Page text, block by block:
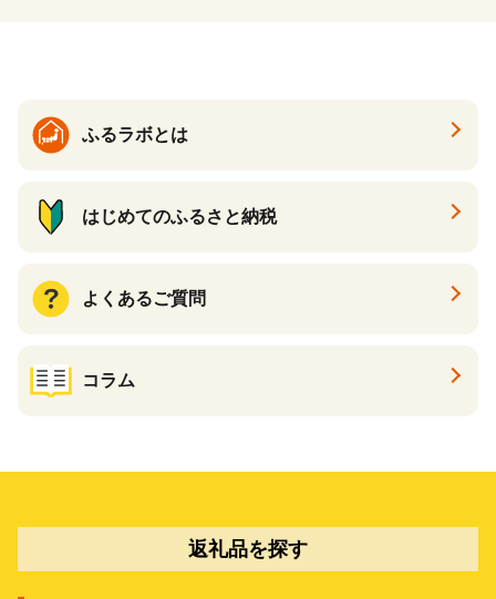
ふるラボとは
はじめてのふるさと納税
よくあるご質問
コラム
返礼品を探す